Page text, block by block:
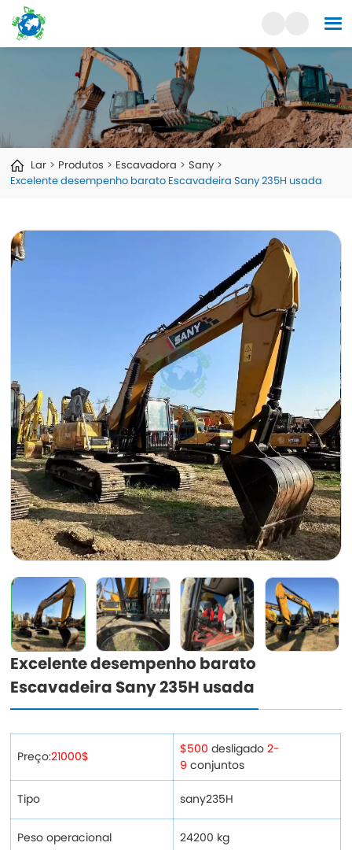
Lar Produtos Escavadora
Sany
Excelente desempenho barato Escavadeira Sany 235H usada
Excelente desempenho barato
Escavadeira Sany 235H usada
Preço:21000$ $500 desligado2-
9 conjuntos
Tipo sany235H
Peso operacional 24200 kg